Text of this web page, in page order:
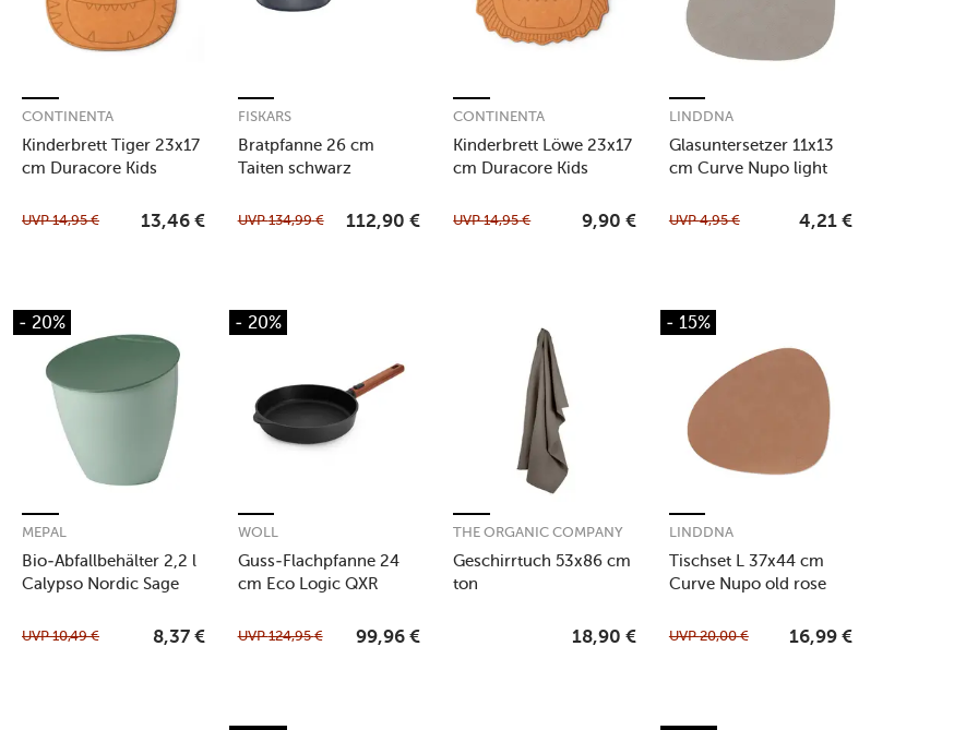
Kinderbrett Tiger 23x17
cm Duracore Kids
CONTINENTA
UVP14,95 € 13,46 €
Bratpfanne 26 cm
Taiten schwarz
FISKARS
UVP134,99 € 112,90 €
Kinderbrett Löwe 23x17
cm Duracore Kids
CONTINENTA
UVP14,95 € 9,90 €
Glasuntersetzer 11x13
cm Curve Nupo light
LINDDNA
UVP4,95 € 4,21 €
- 20%
Bio-Abfallbehälter 2,2 l
Calypso Nordic Sage
MEPAL
UVP10,49 € 8,37 €
- 20%
Guss-Flachpfanne 24
cm Eco Logic QXR
WOLL
UVP124,95 € 99,96 €
Geschirrtuch 53x86 cm
ton
THE ORGANIC COMPANY
18,90 €
- 15%
Tischset L 37x44 cm
Curve Nupo old rose
LINDDNA
UVP20,00 € 16,99 €